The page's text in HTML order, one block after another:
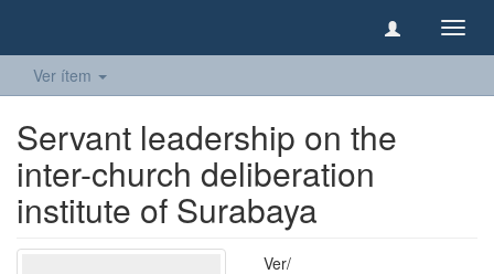
Ver ítem
Servant leadership on the
inter-church deliberation
institute of Surabaya
Ver/